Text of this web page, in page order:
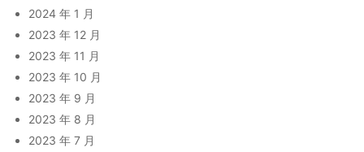
2024 年 1 月
2023 年 12 月
2023 年 11 月
2023 年 10 月
2023 年 9 月
2023 年 8 月
2023 年 7 月